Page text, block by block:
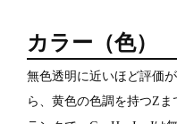
カラー（色）
無色透明に近いほど評価
ら、黄色の色調を持つZ